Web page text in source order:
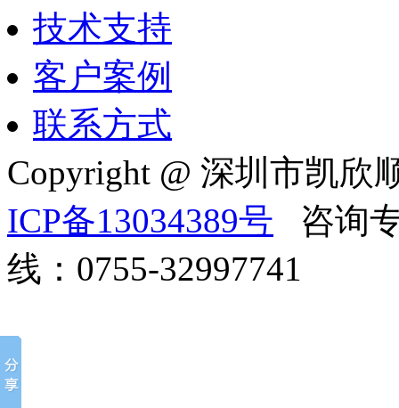
技术支持
客户案例
联系方式
Copyright @ 深圳市凯
ICP备13034389号 咨询
线：0755-32997741